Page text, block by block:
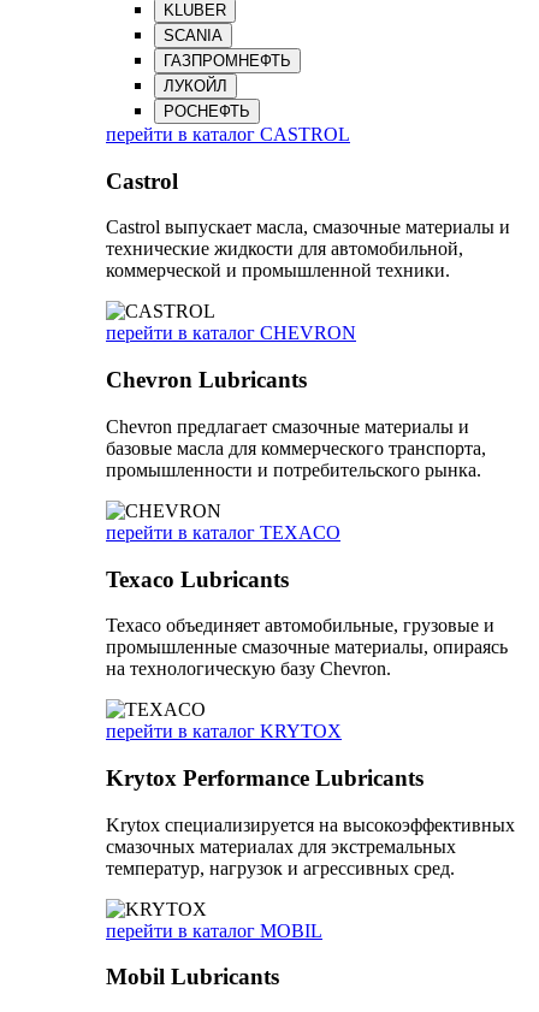
KLUBER
SCANIA
ГАЗПРОМНЕФТЬ
ЛУКОЙЛ
РОСНЕФТЬ
перейти в каталог CASTROL
Castrol
Castrol выпускает масла, смазочные материалы и
технические жидкости для автомобильной,
коммерческой и промышленной техники.
перейти в каталог CHEVRON
Chevron Lubricants
Chevron предлагает смазочные материалы и
базовые масла для коммерческого транспорта,
промышленности и потребительского рынка.
перейти в каталог TEXACO
Texaco Lubricants
Texaco объединяет автомобильные, грузовые и
промышленные смазочные материалы, опираясь
на технологическую базу Chevron.
перейти в каталог KRYTOX
Krytox Performance Lubricants
Krytox специализируется на высокоэффективных
смазочных материалах для экстремальных
температур, нагрузок и агрессивных сред.
перейти в каталог MOBIL
Mobil Lubricants